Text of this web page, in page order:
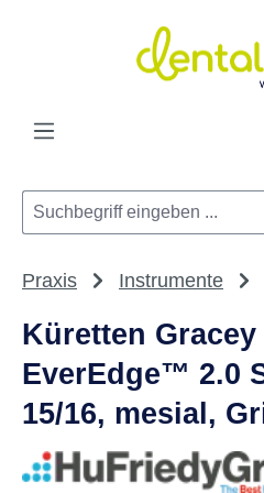
Zum Hauptinhalt springen
Praxis Instrumente
Küretten
EverEdge™ 2.0
15/16, mesial,